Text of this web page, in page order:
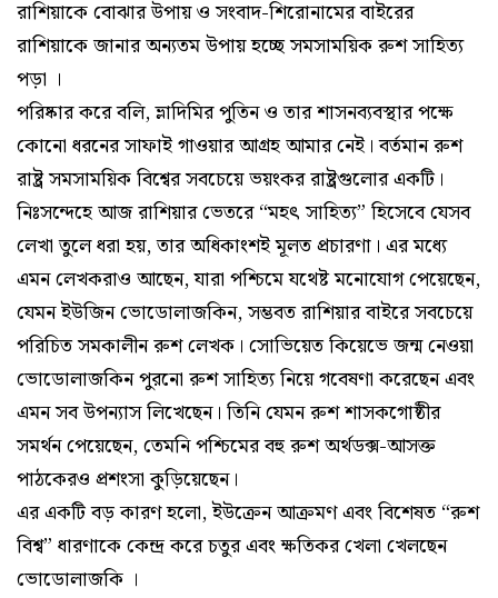
রাশিয়াকে বোঝার উপায় ও সংবাদ-শিরোনামের বাইরের
রাশিয়াকে জানার অন্যতম উপায় হচ্ছে সমসাময়িক রুশ সাহিত্য
পড়া ।
পরিষ্কার করে বলি, ভ্লাদিমির পুতিন ও তার শাসনব্যবস্থার পক্ষে
কোনো ধরনের সাফাই গাওয়ার আগ্রহ আমার নেই। বর্তমান রুশ
রাষ্ট্র সমসাময়িক বিশ্বের সবচেয়ে ভয়ংকর রাষ্ট্রগুলোর একটি।
নিঃসন্দেহে আজ রাশিয়ার ভেতরে “মহৎ সাহিত্য” হিসেবে যেসব
লেখা তুলে ধরা হয়, তার অধিকাংশই মূলত প্রচারণা। এর মধ্যে
এমন লেখকরাও আছেন, যারা পশ্চিমে যথেষ্ট মনোযোগ পেয়েছেন,
যেমন ইউজিন ভোডোলাজকিন, সম্ভবত রাশিয়ার বাইরে সবচেয়ে
পরিচিত সমকালীন রুশ লেখক। সোভিয়েত কিয়েভে জন্ম নেওয়া
ভোডোলাজকিন পুরনো রুশ সাহিত্য নিয়ে গবেষণা করেছেন এবং
এমন সব উপন্যাস লিখেছেন। তিনি যেমন রুশ শাসকগোষ্ঠীর
সমর্থন পেয়েছেন, তেমনি পশ্চিমের বহু রুশ অর্থডক্স-আসক্ত
পাঠকেরও প্রশংসা কুড়িয়েছেন।
এর একটি বড় কারণ হলো, ইউক্রেন আক্রমণ এবং বিশেষত “রুশ
বিশ্ব” ধারণাকে কেন্দ্র করে চতুর এবং ক্ষতিকর খেলা খেলছেন
ভোডোলাজকি ।